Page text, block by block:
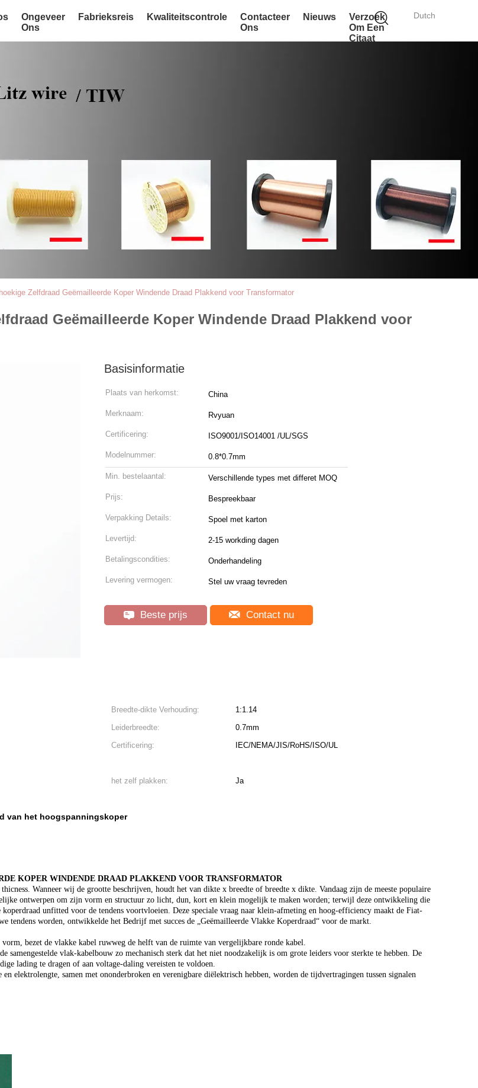
Dutch
Ongeveer
Ons
Fabrieksreis Kwaliteitscontrole
Contacteer
Ons
Nieuws
Verzoek
Om Een
Citaat
Zelfdraad Geëmailleerde Koper Windende Draad Plakkend voor Transformator
Geëmailleerde Koper Windende Draad Plakkend voor
Basisinformatie
Plaats van herkomst: China
Merknaam: Rvyuan
Certificering: ISO9001/ISO14001 /UL/SGS
Modelnummer: 0.8*0.7mm
Min. bestelaantal: Verschillende types met differet MOQ
Prijs: Bespreekbaar
Verpakking Details: Spoel met karton
Levertijd: 2-15 workding dagen
Betalingscondities: Onderhandeling
Levering vermogen: Stel uw vraag tevreden
Beste prijs Contact nu
Breedte-dikte Verhouding:
1:1.14
Leiderbreedte:
0.7mm
Certificering: IEC/NEMA/JIS/RoHS/ISO/UL
het zelf plakken:
Ja
van het hoogspanningskoper
KOPER WINDENDE DRAAD PLAKKEND VOOR TRANSFORMATOR
Wanneer wij de grootte beschrijven, houdt het van dikte x breedte of breedte x dikte. Vandaag zijn de meeste populaire
ontwerpen om zijn vorm en structuur zo licht, dun, kort en klein mogelijk te maken worden; terwijl deze ontwikkeling die
unfitted voor de tendens voortvloeien. Deze speciale vraag naar klein-afmeting en hoog-efficiency maakt de Fiat-
tendens worden, ontwikkelde het Bedrijf met succes de „Geëmailleerde Vlakke Koperdraad“ voor de markt.
bezet de vlakke kabel ruwweg de helft van de ruimte van vergelijkbare ronde kabel.
samengestelde vlak-kabelbouw zo mechanisch sterk dat het niet noodzakelijk is om grote leiders voor sterkte te hebben. De
lading te dragen of aan voltage-daling vereisten te voldoen.
elektrolengte, samen met ononderbroken en verenigbare diëlektrisch hebben, worden de tijdvertragingen tussen signalen